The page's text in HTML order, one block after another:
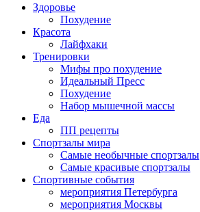
Здоровье
Похудение
Красота
Лайфхаки
Тренировки
Мифы про похудение
Идеальный Пресс
Похудение
Набор мышечной массы
Еда
ПП рецепты
Спортзалы мира
Самые необычные спортзалы
Самые красивые спортзалы
Спортивные события
мероприятия Петербурга
мероприятия Москвы